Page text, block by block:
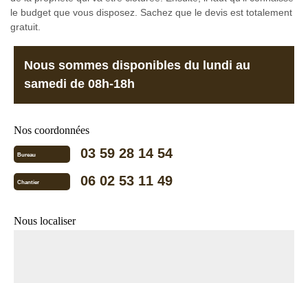
le budget que vous disposez. Sachez que le devis est totalement
gratuit.
Nous sommes disponibles du lundi au
samedi de 08h-18h
Nos coordonnées
Bureau 03 59 28 14 54
Chantier 06 02 53 11 49
Nous localiser